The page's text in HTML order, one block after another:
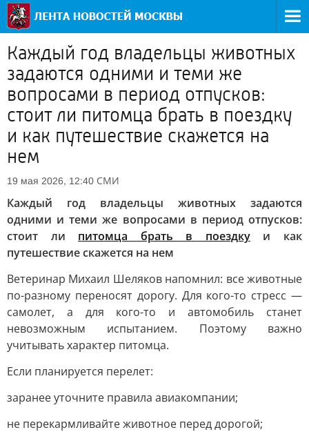
Каждый год владельцы животных
задаются одними и теми же
вопросами в период отпусков:
стоит ли питомца брать в поездку
и как путешествие скажется на
нем
19 мая 2026, 12:40 СМИ
Каждый год владельцы животных задаются
одними и теми же вопросами в период отпусков:
стоит ли питомца брать в поездкуи как
путешествие скажется на нем
Ветеринар Михаил Шеляков напомнил: все животные
по-разному переносят дорогу. Для кого-то стресс —
самолет, а для кого-то и автомобиль станет
невозможным испытанием. Поэтому важно
учитывать характер питомца.
Если планируется перелет:
заранее уточните правила авиакомпании;
не перекармливайте животное перед дорогой;